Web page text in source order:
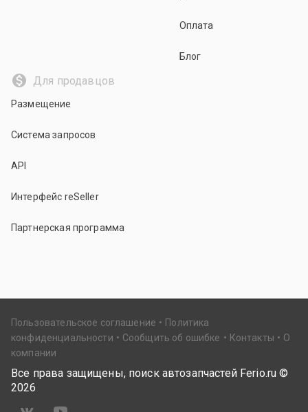
Оплата
Блог
Для продавцов
Размещение
Система запросов
API
Интерфейс reSeller
Партнерская программа
Пользовательское соглашение
Политика
конфиденциальности
Сообщить об ошибке Контакты
О
компании
Все права защищены, поиск автозапчастей Ferio.ru ©
2026